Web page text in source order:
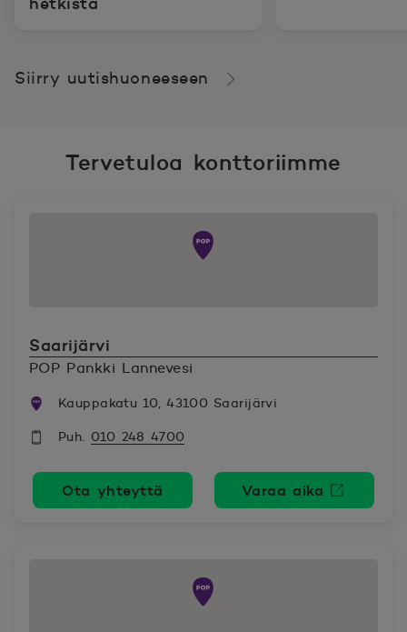
Siirry uutishuoneeseen
Tervetuloa konttoriimme
Saarijärvi
POP Pankki Lannevesi
Kauppakatu 10, 43100 Saarijärvi
Puh. 010 248 4700
Ota yhteyttä Varaa aika
Avautuu